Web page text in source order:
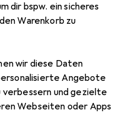
dir bspw. ein sicheres
Warenkorb zu
wir diese Daten
Angebote
verbessern und gezielte
Webseiten oder Apps
Trail Mid
Marke
Mehr von Sidas